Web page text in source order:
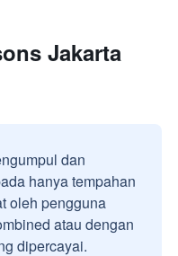
Jakarta
dan
hanya tempahan
oleh pengguna
atau dengan
dipercayai.